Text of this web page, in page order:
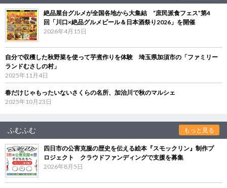
絶品屋台グルメが全国各地から大集結 “庶民派食フェス”第4
回「川口×絶品グルメビール＆日本酒祭り2026」を開催
2026年4月15日
自分で収穫した秋野菜を使って芋煮作りを体験 埼玉県加須市の「ファミリー
ランドむさしの村」
2025年11月4日
春だけじゃもったいないさくらの名所、加治川で秋のマルシェ
2025年10月23日
ふむふむ もっと見る
四日市の公害克服の歴史を伝える絵本『スモックリン』制作プ
ロジェクト クラウドファンディングで支援を募集
2026年8月5日